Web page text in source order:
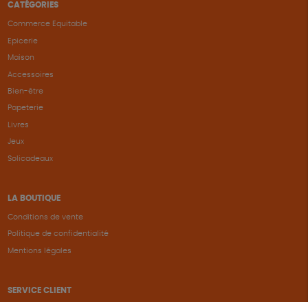
CATÉGORIES
Commerce Equitable
Epicerie
Maison
Accessoires
Bien-être
Papeterie
Livres
Jeux
Solicadeaux
LA BOUTIQUE
Conditions de vente
Politique de confidentialité
Mentions légales
SERVICE CLIENT